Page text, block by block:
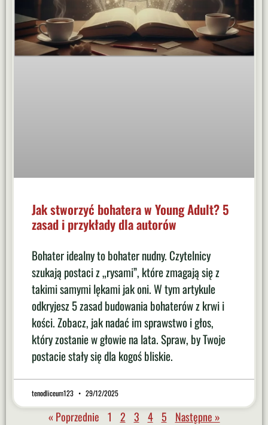
Jak stworzyć bohatera w Young Adult? 5
zasad i przykłady dla autorów
Bohater idealny to bohater nudny. Czytelnicy
szukają postaci z „rysami”, które zmagają się z
takimi samymi lękami jak oni. W tym artykule
odkryjesz 5 zasad budowania bohaterów z krwi i
kości. Zobacz, jak nadać im sprawstwo i głos,
który zostanie w głowie na lata. Spraw, by Twoje
postacie stały się dla kogoś bliskie.
tenodliceum123 29/12/2025
« Poprzednie 1 2 3 4 5 Następne »